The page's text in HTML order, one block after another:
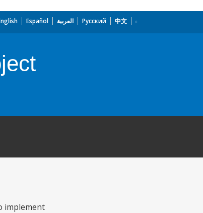
Español العربية Русский 中文
implement